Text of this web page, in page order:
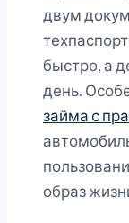
двум
быстро, а
день.
займа с
образ